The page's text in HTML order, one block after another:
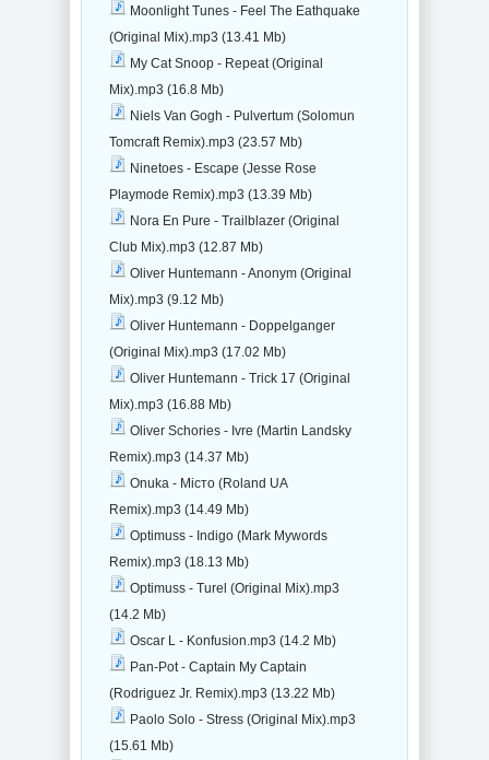
Moonlight Tunes - Feel The Eathquake
(Original Mix).mp3 (13.41 Mb)
My Cat Snoop - Repeat (Original
Mix).mp3 (16.8 Mb)
Niels Van Gogh - Pulvertum (Solomun
Tomcraft Remix).mp3 (23.57 Mb)
Ninetoes - Escape (Jesse Rose
Playmode Remix).mp3 (13.39 Mb)
Nora En Pure - Trailblazer (Original
Club Mix).mp3 (12.87 Mb)
Oliver Huntemann - Anonym (Original
Mix).mp3 (9.12 Mb)
Oliver Huntemann - Doppelganger
(Original Mix).mp3 (17.02 Mb)
Oliver Huntemann - Trick 17 (Original
Mix).mp3 (16.88 Mb)
Oliver Schories - Ivre (Martin Landsky
Remix).mp3 (14.37 Mb)
Onuka - Місто (Roland UA
Remix).mp3 (14.49 Mb)
Optimuss - Indigo (Mark Mywords
Remix).mp3 (18.13 Mb)
Optimuss - Turel (Original Mix).mp3
(14.2 Mb)
Oscar L - Konfusion.mp3 (14.2 Mb)
Pan-Pot - Captain My Captain
(Rodriguez Jr. Remix).mp3 (13.22 Mb)
Paolo Solo - Stress (Original Mix).mp3
(15.61 Mb)